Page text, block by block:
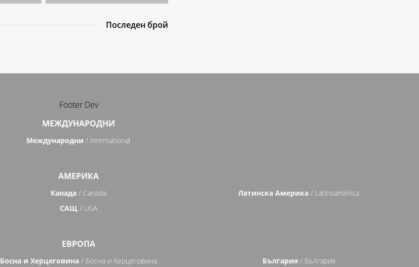
Последен брой
Footer Dev
МЕЖДУНАРОДНИ
Международни / International
АМЕРИКА
Канада/ Canada Латинска Америка / Latinoamérica
САЩ/ USA
ЕВРОПА
Босна и Херцеговина/ Босна и Херцеговина България / България